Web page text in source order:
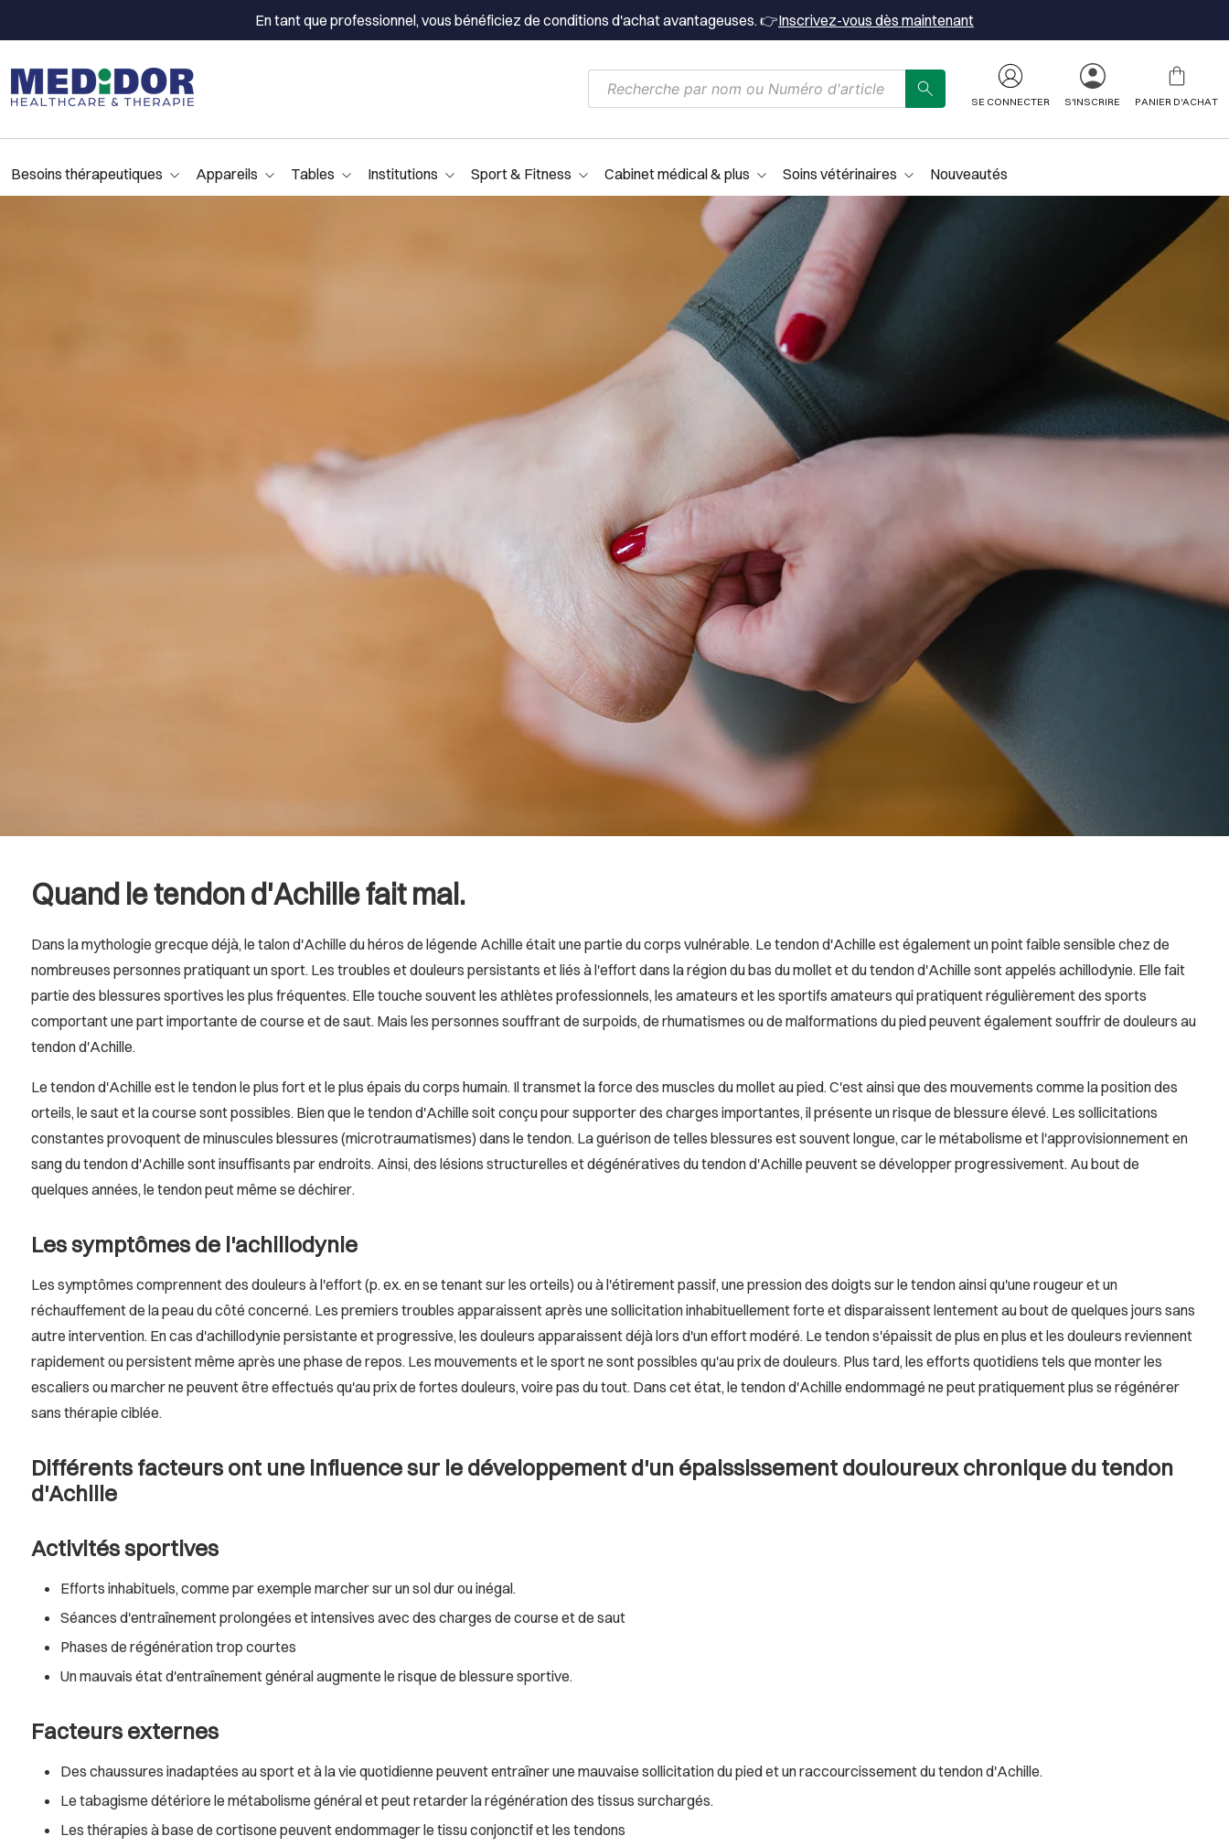
En tant que professionnel, vous bénéficiez de conditions d'achat avantageuses. 👉Inscrivez-vous dès maintenant
SE CONNECTER S'INSCRIRE PANIER D'ACHAT
Besoins thérapeutiques Appareils Tables Institutions Sport & Fitness Cabinet médical & plus Soins vétérinaires Nouveautés
Quand le tendon d'Achille fait mal.
Dans la mythologie grecque déjà, le talon d'Achille du héros de légende Achille était une partie du corps vulnérable. Le tendon d'Achille est également un point faible sensible chez de
nombreuses personnes pratiquant un sport. Les troubles et douleurs persistants et liés à l'effort dans la région du bas du mollet et du tendon d'Achille sont appelés achillodynie. Elle fait
partie des blessures sportives les plus fréquentes. Elle touche souvent les athlètes professionnels, les amateurs et les sportifs amateurs qui pratiquent régulièrement des sports
comportant une part importante de course et de saut. Mais les personnes souffrant de surpoids, de rhumatismes ou de malformations du pied peuvent également souffrir de douleurs au
tendon d'Achille.
Le tendon d'Achille est le tendon le plus fort et le plus épais du corps humain. Il transmet la force des muscles du mollet au pied. C'est ainsi que des mouvements comme la position des
orteils, le saut et la course sont possibles. Bien que le tendon d'Achille soit conçu pour supporter des charges importantes, il présente un risque de blessure élevé. Les sollicitations
constantes provoquent de minuscules blessures (microtraumatismes) dans le tendon. La guérison de telles blessures est souvent longue, car le métabolisme et l'approvisionnement en
sang du tendon d'Achille sont insuffisants par endroits. Ainsi, des lésions structurelles et dégénératives du tendon d'Achille peuvent se développer progressivement. Au bout de
quelques années, le tendon peut même se déchirer.
Les symptômes de l'achillodynie
Les symptômes comprennent des douleurs à l'effort (p. ex. en se tenant sur les orteils) ou à l'étirement passif, une pression des doigts sur le tendon ainsi qu'une rougeur et un
réchauffement de la peau du côté concerné. Les premiers troubles apparaissent après une sollicitation inhabituellement forte et disparaissent lentement au bout de quelques jours sans
autre intervention. En cas d'achillodynie persistante et progressive, les douleurs apparaissent déjà lors d'un effort modéré. Le tendon s'épaissit de plus en plus et les douleurs reviennent
rapidement ou persistent même après une phase de repos. Les mouvements et le sport ne sont possibles qu'au prix de douleurs. Plus tard, les efforts quotidiens tels que monter les
escaliers ou marcher ne peuvent être effectués qu'au prix de fortes douleurs, voire pas du tout. Dans cet état, le tendon d'Achille endommagé ne peut pratiquement plus se régénérer
sans thérapie ciblée.
Différents facteurs ont une influence sur le développement d'un épaississement douloureux chronique du tendon
d'Achille
Activités sportives
Efforts inhabituels, comme par exemple marcher sur un sol dur ou inégal.
Séances d'entraînement prolongées et intensives avec des charges de course et de saut
Phases de régénération trop courtes
Un mauvais état d'entraînement général augmente le risque de blessure sportive.
Facteurs externes
Des chaussures inadaptées au sport et à la vie quotidienne peuvent entraîner une mauvaise sollicitation du pied et un raccourcissement du tendon d'Achille.
Le tabagisme détériore le métabolisme général et peut retarder la régénération des tissus surchargés.
Les thérapies à base de cortisone peuvent endommager le tissu conjonctif et les tendons